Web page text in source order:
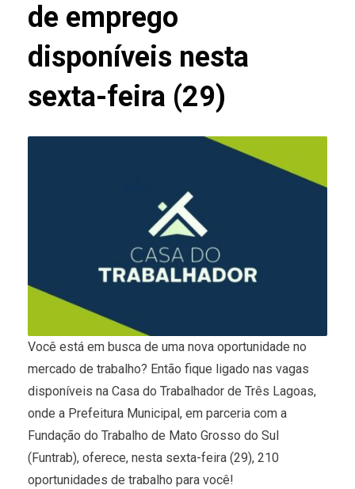
de emprego
disponíveis nesta
sexta-feira (29)
Você está em busca de uma nova oportunidade no
mercado de trabalho? Então fique ligado nas vagas
disponíveis na Casa do Trabalhador de Três Lagoas,
onde a Prefeitura Municipal, em parceria com a
Fundação do Trabalho de Mato Grosso do Sul
(Funtrab), oferece, nesta sexta-feira (29), 210
oportunidades de trabalho para você!